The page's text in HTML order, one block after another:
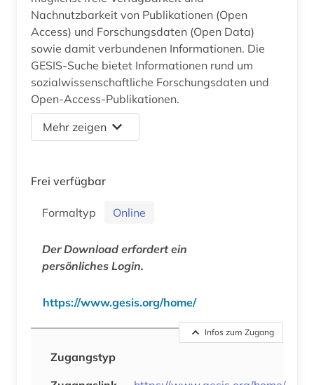
Nachnutzbarkeit von Publikationen (Open
Access) und Forschungsdaten (Open Data)
sowie damit verbundenen Informationen. Die
GESIS-Suche bietet Informationen rund um
sozialwissenschaftliche Forschungsdaten und
Open-Access-Publikationen.
Mehr zeigen
Frei verfügbar
Formaltyp Online
Der Download erfordert ein
persönliches Login.
https://www.gesis.org/home/
Infos zum Zugang
Zugangstyp